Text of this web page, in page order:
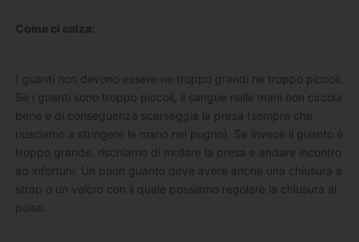
Come ci calza:
I guanti non devono essere ne troppo grandi ne troppo piccoli.
Se i guanti sono troppo piccoli, il sangue nelle mani non circola
bene e di conseguenza scarseggia la presa (sempre che
riusciamo a stringere la mano nel pugno). Se invece il guanto è
troppo grande, rischiamo di mollare la presa e andare incontro
ad infortuni. Un buon guanto deve avere anche una chiusura a
strap o un velcro con il quale possiamo regolare la chiusura al
polso.